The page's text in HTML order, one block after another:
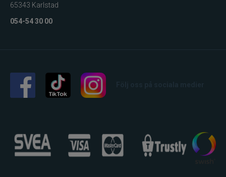
65343 Karlstad
054-54 30 00